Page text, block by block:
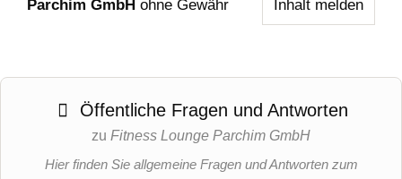
Parchim GmbH ohne Gewähr Inhalt melden
Öffentliche Fragen und Antworten
zu Fitness Lounge Parchim GmbH
Hier finden Sie allgemeine Fragen und Antworten zum